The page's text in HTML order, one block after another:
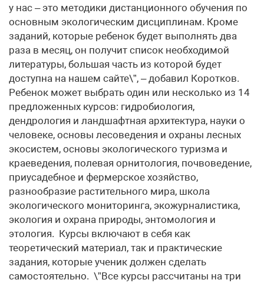
у нас – это методики дистанционного обучения по
основным экологическим дисциплинам. Кроме
заданий, которые ребенок будет выполнять два
раза в месяц, он получит список необходимой
литературы, большая часть из которой будет
доступна на нашем сайте\”, – добавил Коротков.
Ребенок может выбрать один или несколько из 14
предложенных курсов: гидробиология,
дендрология и ландшафтная архитектура, науки о
человеке, основы лесоведения и охраны лесных
экосистем, основы экологического туризма и
краеведения, полевая орнитология, почвоведение,
приусадебное и фермерское хозяйство,
разнообразие растительного мира, школа
экологического мониторинга, экожурналистика,
экология и охрана природы, энтомология и
этология. Курсы включают в себя как
теоретический материал, так и практические
задания, которые ученик должен сделать
самостоятельно. \”Все курсы рассчитаны на три